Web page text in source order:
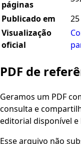
páginas
Publicado em
Visualização
oficial
PDF de
Geramos um PDF
consulta e
editorial disponível
Esse arquivo não